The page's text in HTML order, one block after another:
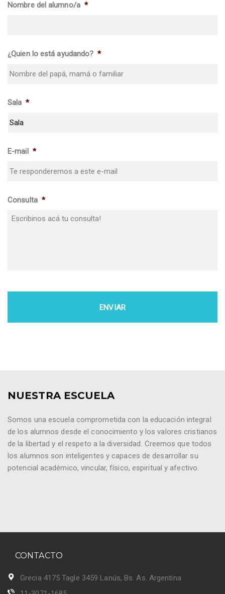
Nombre del alumno/a *
¿Quien lo está ayudando? *
Sala *
E-mail *
Consulta *
NUESTRA ESCUELA
Somos una escuela comprometida con la educación integral
de los alumnos desde el conocimiento y los valores cristianos
de la libertad y el respeto a la diversidad. Creemos que todos
los alumnos son inteligentes y capaces de desarrollar su
potencial académico, vincular, físico, espiritual y afectivo.
CONTACTO
Grecia 4175 Tagle 3459 Lanús, Bs. As. Argentina